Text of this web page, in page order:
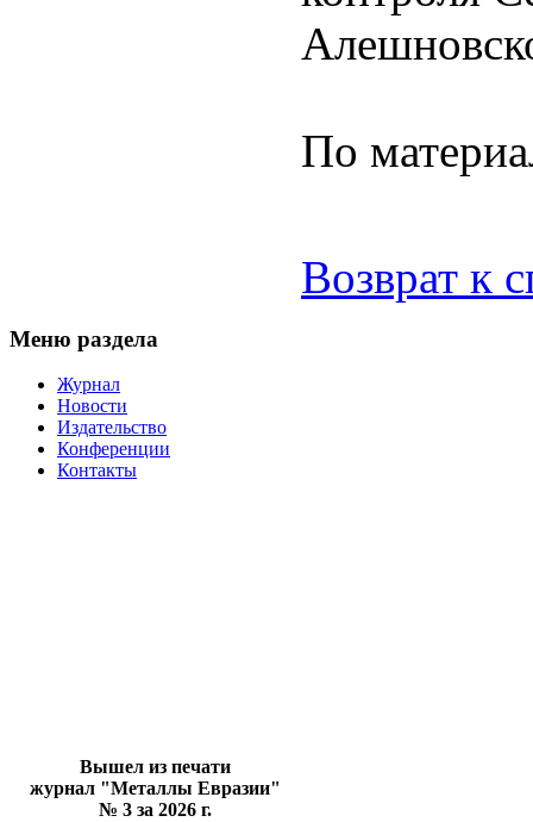
По
Возврат к
Меню раздела
Журнал
Новости
Издательство
Конференции
Контакты
Вышел из печати
журнал "Металлы Евразии"
№ 3 за 2026 г.